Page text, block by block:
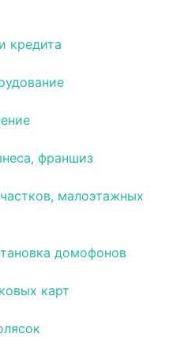
кредита
франшиз
малоэтажных
домофонов
карт